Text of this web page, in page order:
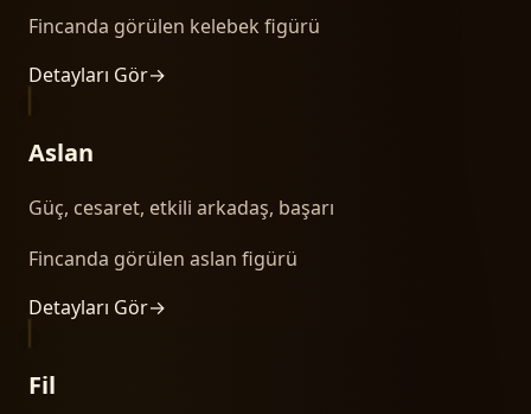
Fincanda görülen kelebek figürü
Detayları Gör→
Aslan
Güç, cesaret, etkili arkadaş, başarı
Fincanda görülen aslan figürü
Detayları Gör→
Fil